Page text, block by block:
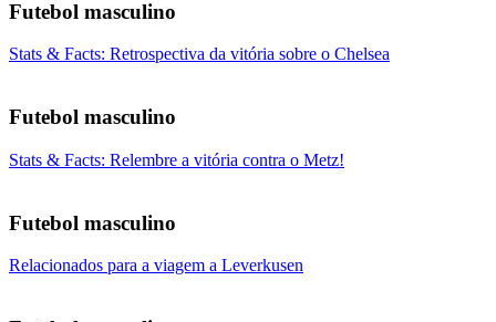
Futebol masculino
Stats & Facts: Retrospectiva da vitória sobre o Chelsea
Futebol masculino
Stats & Facts: Relembre a vitória contra o Metz!
Futebol masculino
Relacionados para a viagem a Leverkusen